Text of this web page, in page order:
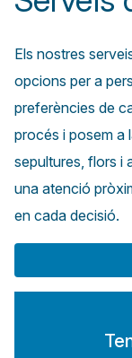
Els nostres
opcions per a
preferències de
procés i posem a
sepultures, flors i
una atenció
en cada decisió.​